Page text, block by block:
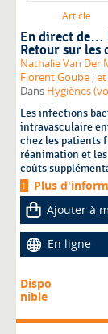
Article
En direct de…
Retour sur les
Nathalie Van Der
Florent Goube;et
Dans Hygiènes
Les infections
intravasculaire
chez les patients
réanimation et
coûts
Plus
Ajouter à
En ligne
Dispo
nible